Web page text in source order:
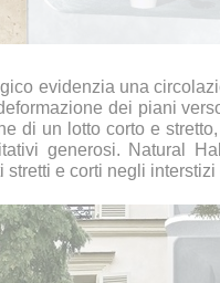
evidenzia una
dei piani
di un lotto corto e
generosi. Natural
stretti e corti negli interstizi